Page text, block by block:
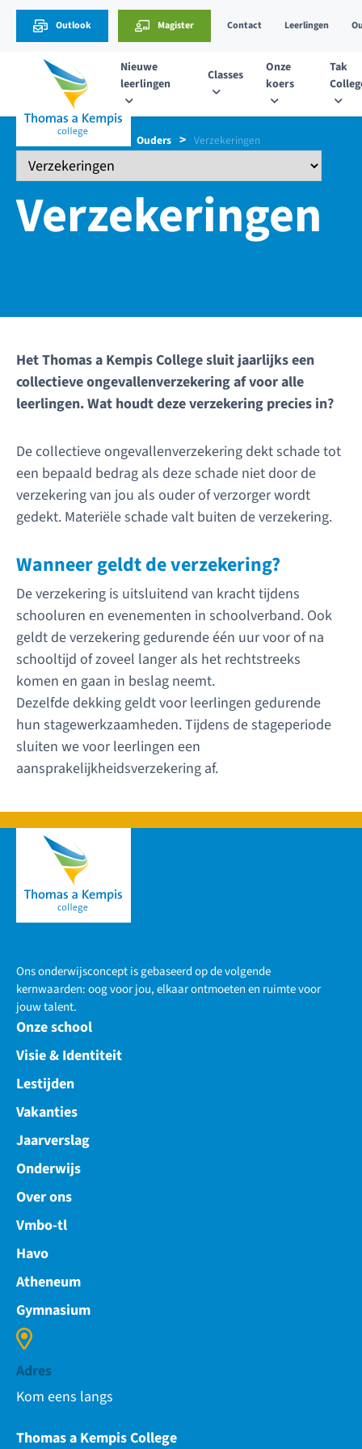
Outlook Magister Contact Leerlingen
Nieuwe
leerlingen
Classes
Onze
koers
Tak
Handige info Ouders Verzekeringen
Verzekeringen
Het Thomas a Kempis College sluit jaarlijks een
collectieve ongevallenverzekering af voor alle
leerlingen. Wat houdt deze verzekering precies in?
De collectieve ongevallenverzekering dekt schade tot
een bepaald bedrag als deze schade niet door de
verzekering van jou als ouder of verzorger wordt
gedekt. Materiële schade valt buiten de verzekering.
Wanneer geldt de verzekering?
De verzekering is uitsluitend van kracht tijdens
schooluren en evenementen in schoolverband. Ook
geldt de verzekering gedurende één uur voor of na
schooltijd of zoveel langer als het rechtstreeks
komen en gaan in beslag neemt.
Dezelfde dekking geldt voor leerlingen gedurende
hun stagewerkzaamheden. Tijdens de stageperiode
sluiten we voor leerlingen een
aansprakelijkheidsverzekering af.
Ons onderwijsconcept is gebaseerd op de volgende
kernwaarden: oog voor jou, elkaar ontmoeten en ruimte voor
jouw talent.
Onze school
Visie & Identiteit
Lestijden
Vakanties
Jaarverslag
Onderwijs
Over ons
Vmbo-tl
Havo
Atheneum
Gymnasium
Adres
Kom eens langs
Thomas a Kempis College